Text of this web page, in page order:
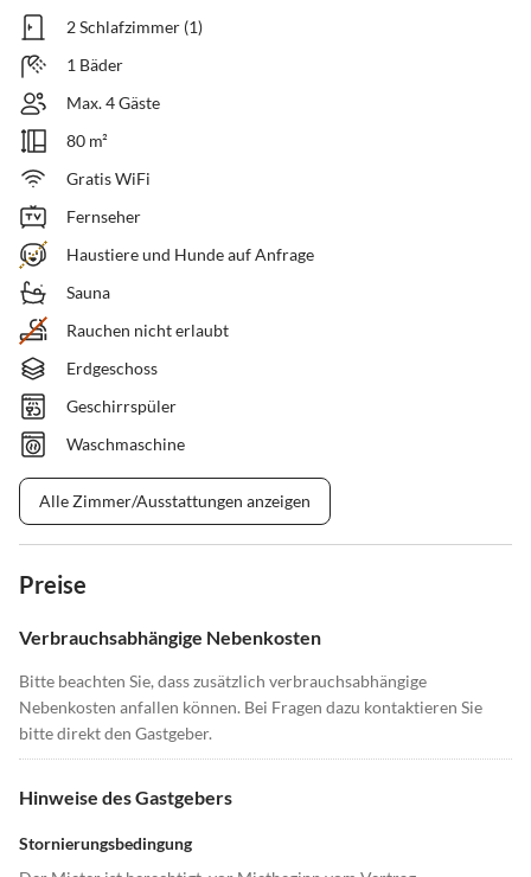
2 Schlafzimmer (1)
1 Bäder
Max. 4 Gäste
80 m²
Gratis WiFi
Fernseher
Haustiere und Hunde auf Anfrage
Sauna
Rauchen nicht erlaubt
Erdgeschoss
Geschirrspüler
Waschmaschine
Alle Zimmer/Ausstattungen anzeigen
Preise
Verbrauchsabhängige Nebenkosten
Bitte beachten Sie, dass zusätzlich verbrauchsabhängige
Nebenkosten anfallen können. Bei Fragen dazu kontaktieren Sie
bitte direkt den Gastgeber.
Hinweise des Gastgebers
Stornierungsbedingung